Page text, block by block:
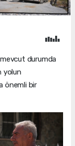
mevcut durumda
yolun
önemli bir